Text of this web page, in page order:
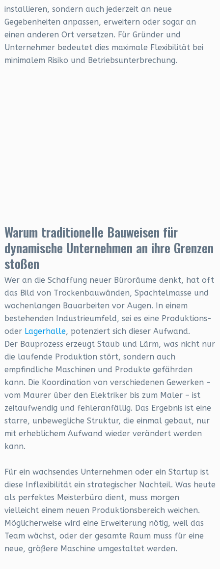
installieren, sondern auch jederzeit an neue
Gegebenheiten anpassen, erweitern oder sogar an
einen anderen Ort versetzen. Für Gründer und
Unternehmer bedeutet dies maximale Flexibilität bei
minimalem Risiko und Betriebsunterbrechung.
Warum traditionelle Bauweisen für
dynamische Unternehmen an ihre Grenzen
stoßen
Wer an die Schaffung neuer Büroräume denkt, hat oft
das Bild von Trockenbauwänden, Spachtelmasse und
wochenlangen Bauarbeiten vor Augen. In einem
bestehenden Industrieumfeld, sei es eine Produktions-
oder Lagerhalle, potenziert sich dieser Aufwand.
Der Bauprozess erzeugt Staub und Lärm, was nicht nur
die laufende Produktion stört, sondern auch
empfindliche Maschinen und Produkte gefährden
kann. Die Koordination von verschiedenen Gewerken –
vom Maurer über den Elektriker bis zum Maler – ist
zeitaufwendig und fehleranfällig. Das Ergebnis ist eine
starre, unbewegliche Struktur, die einmal gebaut, nur
mit erheblichem Aufwand wieder verändert werden
kann.
Für ein wachsendes Unternehmen oder ein Startup ist
diese Inflexibilität ein strategischer Nachteil. Was heute
als perfektes Meisterbüro dient, muss morgen
vielleicht einem neuen Produktionsbereich weichen.
Möglicherweise wird eine Erweiterung nötig, weil das
Team wächst, oder der gesamte Raum muss für eine
neue, größere Maschine umgestaltet werden.